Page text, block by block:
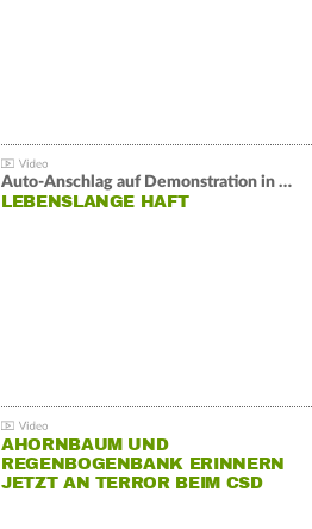
Auto-Anschlag auf Demonstration in München:
LEBENSLANGE HAFT
AHORNBAUM UND
REGENBOGENBANK ERINNERN
JETZT AN TERROR BEIM CSD